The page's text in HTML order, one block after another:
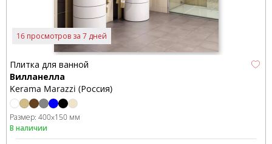
16 просмотров за 7 дней
Плитка для ванной
Вилланелла
Kerama Marazzi (Россия)
Размер: 400x150 мм
В наличии